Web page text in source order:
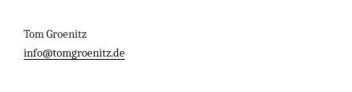
Tom Groenitz
info@tomgroenitz.de